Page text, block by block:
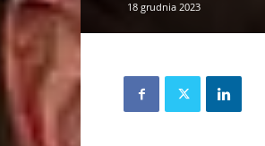
18 grudnia 2023